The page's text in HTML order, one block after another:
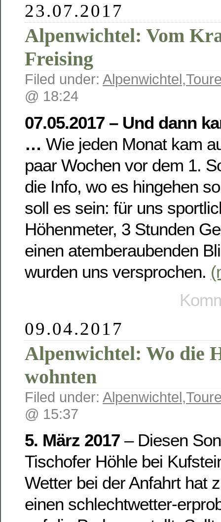
23.07.2017
Alpenwichtel: Vom
Freising
Filed under: Alpenwichtel,
@ 18:24
07.05.2017 – Und dann
… Wie jeden Monat kam
paar Wochen vor dem 1.
die Info, wo es hingehen
soll es sein: für uns
Höhenmeter, 3 Stunden
einen atemberaubenden
wurden uns versprochen.
09.04.2017
Alpenwichtel: Wo die
wohnten
Filed under: Alpenwichtel,
@ 15:37
5. März 2017 – Diesen
Tischofer Höhle bei
Wetter bei der Anfahrt hat
einen schlechtwetter-